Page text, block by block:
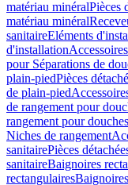
matériau minéralPièces
matériau minéral
sanitaireEléments
d'installationAccessoires
pour Séparations de
plain-piedPièces
de plain-pied
de rangement pour
rangement pour douches
Niches de rangement
sanitairePièces
sanitaireBaignoires
rectangulaires